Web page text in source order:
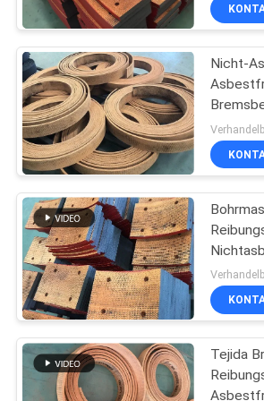
TRETEN
SIE
MIT
UNS
IN
VERBINDUNG
FORDERN
SIE EIN
ZITAT
SITEMAP
Gesponnene
Bremsbelag-
Bremsblock-
Material
Nicht-
Tejida